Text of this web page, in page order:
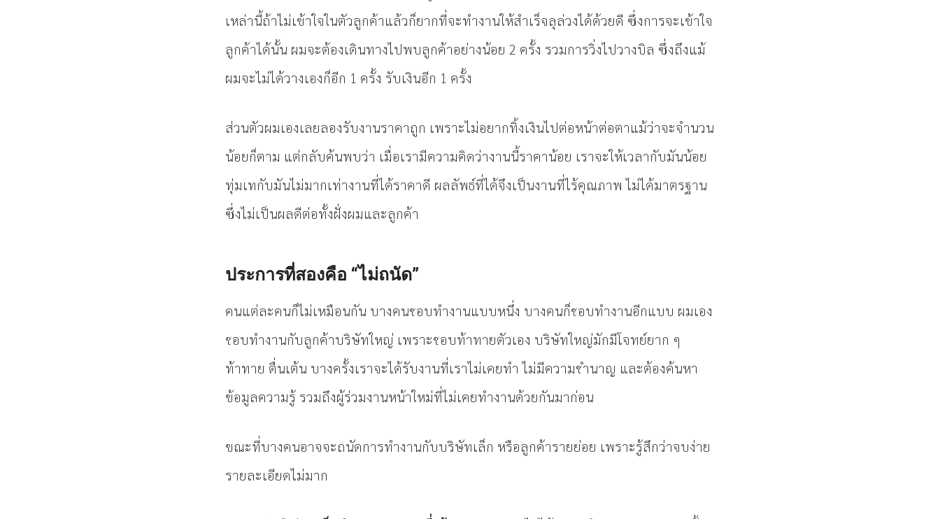
เหล่านี้ถ้าไม่เข้าใจในตัวลูกค้าแล้วก็ยากที่จะทำงานให้สำเร็จลุล่วงได้ด้วยดี ซึ่งการจะเข้าใจ
ลูกค้าได้นั้น ผมจะต้องเดินทางไปพบลูกค้าอย่างน้อย 2 ครั้ง รวมการวิ่งไปวางบิล ซึ่งถึงแม้
ผมจะไม่ได้วางเองก็อีก 1 ครั้ง รับเงินอีก 1 ครั้ง
ส่วนตัวผมเองเลยลองรับงานราคาถูก เพราะไม่อยากทิ้งเงินไปต่อหน้าต่อตาแม้ว่าจะจำนวน
น้อยก็ตาม แต่กลับค้นพบว่า เมื่อเรามีความคิดว่างานนี้ราคาน้อย เราจะให้เวลากับมันน้อย
ทุ่มเทกับมันไม่มากเท่างานที่ได้ราคาดี ผลลัพธ์ที่ได้จึงเป็นงานที่ไร้คุณภาพ ไม่ได้มาตรฐาน
ซึ่งไม่เป็นผลดีต่อทั้งฝั่งผมและลูกค้า
ประการที่สองคือ “ไม่ถนัด”
คนแต่ละคนก็ไม่เหมือนกัน บางคนชอบทำงานแบบหนึ่ง บางคนก็ชอบทำงานอีกแบบ ผมเอง
ชอบทำงานกับลูกค้าบริษัทใหญ่ เพราะชอบท้าทายตัวเอง บริษัทใหญ่มักมีโจทย์ยาก ๆ
ท้าทาย ตื่นเต้น บางครั้งเราจะได้รับงานที่เราไม่เคยทำ ไม่มีความชำนาญ และต้องค้นหา
ข้อมูลความรู้ รวมถึงผู้ร่วมงานหน้าใหม่ที่ไม่เคยทำงานด้วยกันมาก่อน
ขณะที่บางคนอาจจะถนัดการทำงานกับบริษัทเล็ก หรือลูกค้ารายย่อย เพราะรู้สึกว่าจบง่าย
รายละเอียดไม่มาก